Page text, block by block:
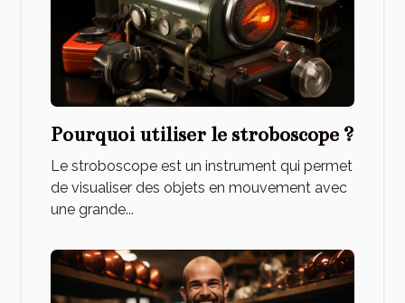
Pourquoi utiliser le stroboscope ?
Le stroboscope est un instrument qui permet
de visualiser des objets en mouvement avec
une grande...